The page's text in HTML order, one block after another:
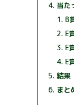
当た
B
E
E
E
結果
まと